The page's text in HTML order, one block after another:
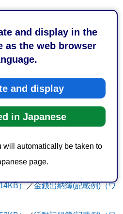
and display in the
as the web browser
and display
in Japanese
will automatically be taken to
page.
が生じたとき
：47KB）※当初の収支予算書
が生じたときなど
）／実績報告書(記載例)
）／金銭出納簿(記載例)（ワ